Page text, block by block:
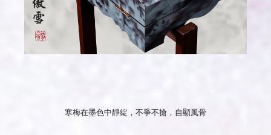
寒梅在墨色中靜綻，不爭不搶，自顯風骨